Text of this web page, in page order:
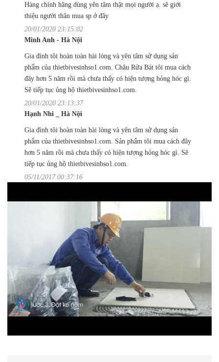
Hàng chính hãng dùng yên tâm thật mọi người ạ. sẽ giới
thiệu người thân mua sp ở đây
20/01/2020 23:15:02
Minh Anh - Hà Nội
Gia đình tôi hoàn toàn hài lòng và yên tâm sử dụng sản
phẩm của thietbivesinhso1.com. Chậu Rửa Bát tôi mua cách
đây hơn 5 năm rồi mà chưa thấy có hiện tượng hỏng hóc gì.
Sẽ tiếp tục ủng hộ thietbivesinhso1.com.
20/01/2020 23:13:37
Hạnh Nhi _ Hà Nội
Gia đình tôi hoàn toàn hài lòng và yên tâm sử dụng sản
phẩm của thietbivesinhso1.com. Sản phẩm tôi mua cách đây
hơn 5 năm rồi mà chưa thấy có hiện tượng hỏng hóc gì. Sẽ
tiếp tục ủng hộ thietbivesinhso1.com.
05/11/2017 00:37:16